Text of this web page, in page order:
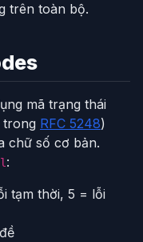
trên toàn bộ.
mã trạng thái
trong RFC 5248)
chữ số cơ bản.
:
tạm thời, 5 = lỗi